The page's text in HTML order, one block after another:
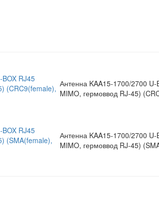
Антенна KAA15-1700/2700 U-
MIMO, гермоввод RJ-45)
Антенна KAA15-1700/2700 U-
MIMO, гермоввод RJ-45)